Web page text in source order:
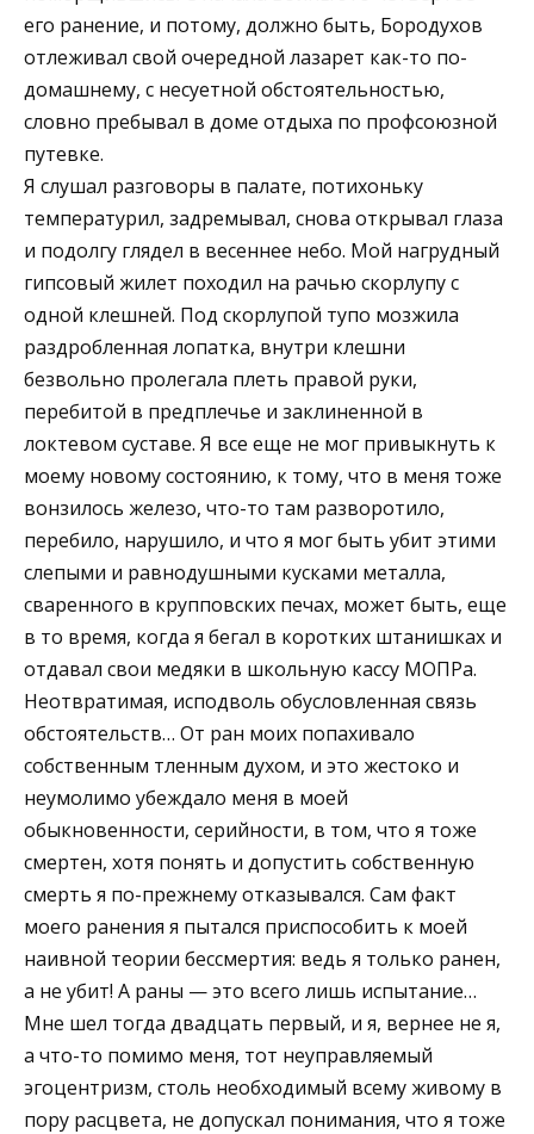
его ранение, и потому, должно быть, Бородухов
отлеживал свой очередной лазарет как-то по-
домашнему, с несуетной обстоятельностью,
словно пребывал в доме отдыха по профсоюзной
путевке.
Я слушал разговоры в палате, потихоньку
температурил, задремывал, снова открывал глаза
и подолгу глядел в весеннее небо. Мой нагрудный
гипсовый жилет походил на рачью скорлупу с
одной клешней. Под скорлупой тупо мозжила
раздробленная лопатка, внутри клешни
безвольно пролегала плеть правой руки,
перебитой в предплечье и заклиненной в
локтевом суставе. Я все еще не мог привыкнуть к
моему новому состоянию, к тому, что в меня тоже
вонзилось железо, что-то там разворотило,
перебило, нарушило, и что я мог быть убит этими
слепыми и равнодушными кусками металла,
сваренного в крупповских печах, может быть, еще
в то время, когда я бегал в коротких штанишках и
отдавал свои медяки в школьную кассу МОПРа.
Неотвратимая, исподволь обусловленная связь
обстоятельств… От ран моих попахивало
собственным тленным духом, и это жестоко и
неумолимо убеждало меня в моей
обыкновенности, серийности, в том, что я тоже
смертен, хотя понять и допустить собственную
смерть я по-прежнему отказывался. Сам факт
моего ранения я пытался приспособить к моей
наивной теории бессмертия: ведь я только ранен,
а не убит! А раны — это всего лишь испытание…
Мне шел тогда двадцать первый, и я, вернее не я,
а что-то помимо меня, тот неуправляемый
эгоцентризм, столь необходимый всему живому в
пору расцвета, не допускал понимания, что я тоже